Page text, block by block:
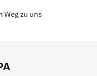
Weg zu uns